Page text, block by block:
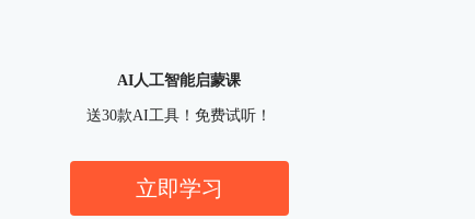
AI人工智能启蒙课
送30款AI工具！免费试听！
立即学习